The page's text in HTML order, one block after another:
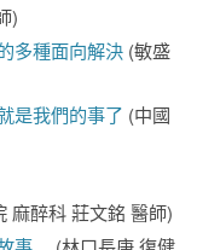
)
多種面向解決 (敏盛
是我們的事了 (中國
麻醉科 莊文銘 醫師)